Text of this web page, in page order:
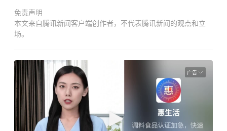
免责声明
本文来自腾讯新闻客户端创作者，不代表腾讯新闻的观点和立
场。
广告